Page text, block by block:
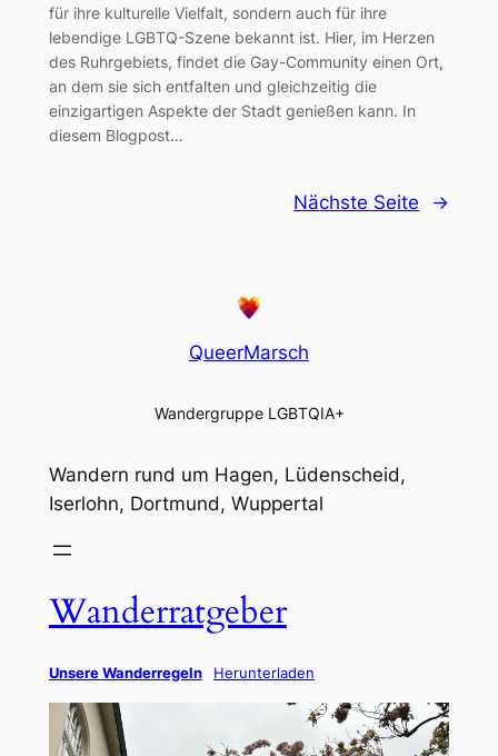
für ihre kulturelle Vielfalt, sondern auch für ihre
lebendige LGBTQ-Szene bekannt ist. Hier, im Herzen
des Ruhrgebiets, findet die Gay-Community einen Ort,
an dem sie sich entfalten und gleichzeitig die
einzigartigen Aspekte der Stadt genießen kann. In
diesem Blogpost…
Nächste Seite →
QueerMarsch
Wandergruppe LGBTQIA+
Wandern rund um Hagen, Lüdenscheid,
Iserlohn, Dortmund, Wuppertal
Wanderratgeber
Unsere Wanderregeln Herunterladen